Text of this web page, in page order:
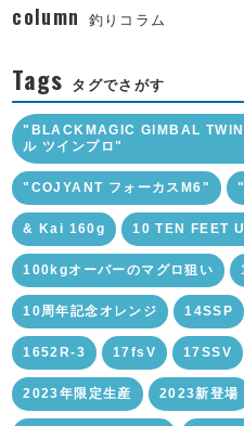
column 釣りコラム
Tags タグでさがす
"BLACKMAGIC GIMBAL TWIN
ル ツインプロ"
"COJYANT フォーカスM6"
& Kai 160g 10 TEN FEET
100kgオーバーのマグロ狙い
10周年記念オレンジ 14SSP
1652R-3 17fsV 17SSV
2023年限定生産 2023新登場